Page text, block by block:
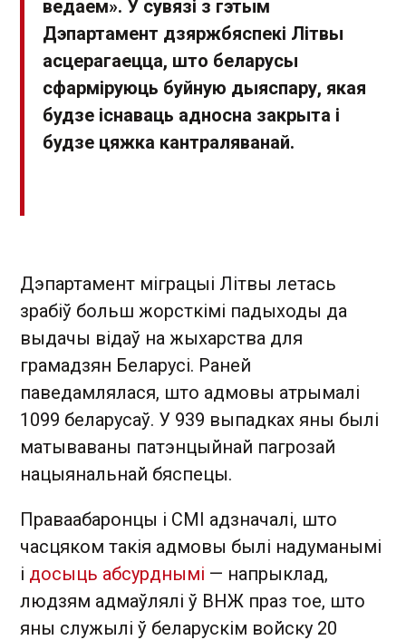
ведаем». У сувязі з гэтым
Дэпартамент дзяржбяспекі Літвы
асцерагаецца, што беларусы
сфарміруюць буйную дыяспару, якая
будзе існаваць адносна закрыта і
будзе цяжка кантраляванай.
Дэпартамент міграцыі Літвы летась
зрабіў больш жорсткімі падыходы да
выдачы відаў на жыхарства для
грамадзян Беларусі. Раней
паведамлялася, што адмовы атрымалі
1099 беларусаў. У 939 выпадках яны былі
матываваны патэнцыйнай пагрозай
нацыянальнай бяспецы.
Праваабаронцы і СМІ адзначалі, што
часцяком такія адмовы былі надуманымі
і досыць абсурднымі — напрыклад,
людзям адмаўлялі ў ВНЖ праз тое, што
яны служылі ў беларускім войску 20